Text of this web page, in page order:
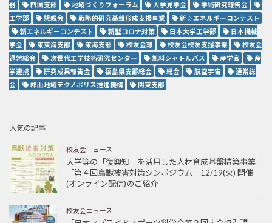
器
四国支部 地域づくりフォーラム 大学見学会
学術研究報告会
工学部
懇親会 戦略的研究基盤形成支援事業
新☆エネルギーコンテスト
新エネルギーコンテスト
新型コロナ対策 日本大学工学部
日本機械
学会
東東海支部 東海支部 校友会報 校友会校友支援事業
校友会
通常総会
次世代工学技術研究センター 無料シャトルバス 産学官
産
学連携
研究成果報告会 福島県支部総会 総会 航空宇宙
通常総
会
郡山地域テクノポリス推進機構 関東支部
人気の記事
校友会ニュース
大学等の「復興知」を活用した人材育成基盤構築事業
「第４回鳥獣被害対策シンポジウム」12/19(火) 開催
(オンライン配信)のご紹介
校友会ニュース